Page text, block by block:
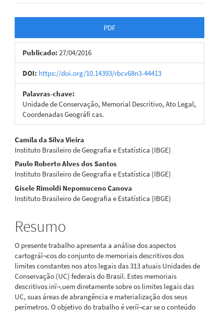
lateral
de
artigos
PDF
Publicado: 27/04/2016
DOI: https://doi.org/10.14393/rbcv68n3-44413
Palavras-chave:
Unidade de Conservação, Memorial Descritivo, Ato Legal,
Coordenadas Geográfi cas.
Conteúdo
do
artigo
principal
Camila da Silva Vieira
Instituto Brasileiro de Geografia e Estatística (IBGE)
Paulo Roberto Alves dos Santos
Instituto Brasileiro de Geografia e Estatística (IBGE)
Gisele Rimoldi Nepomuceno Canova
Instituto Brasileiro de Geografia e Estatística (IBGE)
Resumo
O presente trabalho apresenta a análise dos aspectos
cartográï¬cos do conjunto de memoriais descritivos dos
limites constantes nos atos legais das 313 atuais Unidades de
Conservação (UC) federais do Brasil. Estes memoriais
descritivos inï¬‚uem diretamente sobre os limites legais das
UC, suas áreas de abrangência e materialização dos seus
perímetros. O objetivo do trabalho é veriï¬car se o conteúdo